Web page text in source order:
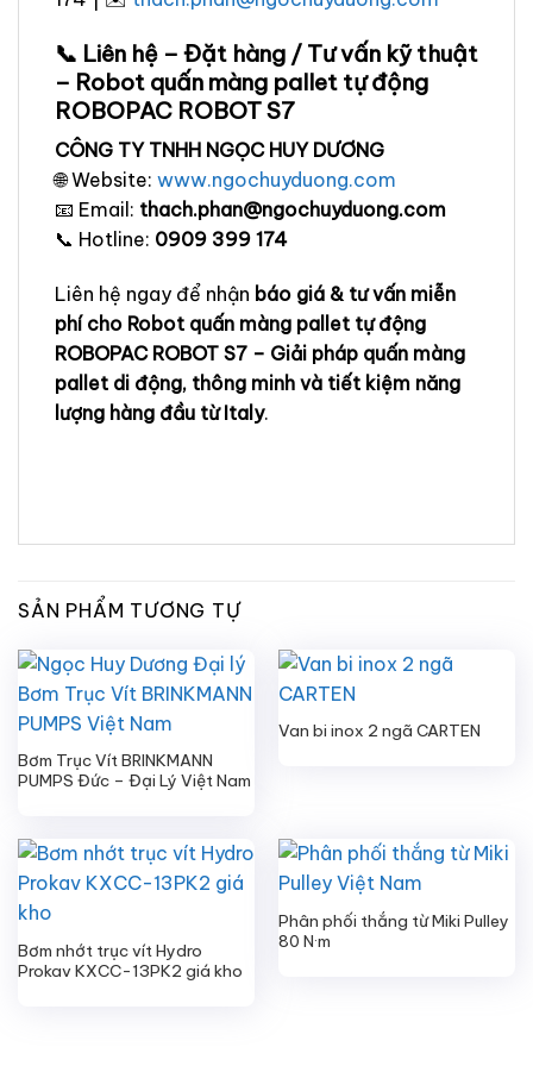
📞 Liên hệ – Đặt hàng / Tư vấn kỹ thuật
– Robot quấn màng pallet tự động
ROBOPAC ROBOT S7
CÔNG TY TNHH NGỌC HUY DƯƠNG
🌐 Website: www.ngochuyduong.com
📧 Email: thach.phan@ngochuyduong.com
📞 Hotline: 0909 399 174
Liên hệ ngay để nhận báo giá & tư vấn miễn
phí cho Robot quấn màng pallet tự động
ROBOPAC ROBOT S7 – Giải pháp quấn màng
pallet di động, thông minh và tiết kiệm năng
lượng hàng đầu từ Italy.
SẢN PHẨM TƯƠNG TỰ
Bơm Trục Vít BRINKMANN
PUMPS Đức – Đại Lý Việt Nam
Van bi inox 2 ngã CARTEN
Bơm nhớt trục vít Hydro
Prokav KXCC-13PK2 giá kho
Phân phối thắng từ Miki Pulley
80 N·m